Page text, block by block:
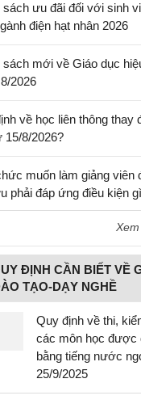
sách ưu đãi đối với sinh
điện hạt nhân 2026
sách mới về Giáo dục
2026
về học liên thông thay
15/8/2026?
muốn làm giảng viên
phải đáp ứng điều kiện
ĐỊNH CẦN BIẾT VỀ
TẠO-DẠY NGHỀ
Quy định về thi,
các môn học được
bằng tiếng nước
25/9/2025